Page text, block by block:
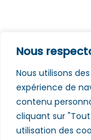
Nous
Nous utilisons
expérience de
contenu
cliquant sur
utilisation des